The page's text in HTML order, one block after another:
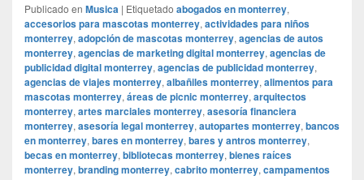
Publicado en Musica | Etiquetado abogados en monterrey,
accesorios para mascotas monterrey, actividades para niños
monterrey, adopción de mascotas monterrey, agencias de autos
monterrey, agencias de marketing digital monterrey, agencias de
publicidad digital monterrey, agencias de publicidad monterrey,
agencias de viajes monterrey, albañiles monterrey, alimentos para
mascotas monterrey, áreas de picnic monterrey, arquitectos
monterrey, artes marciales monterrey, asesoría financiera
monterrey, asesoría legal monterrey, autopartes monterrey, bancos
en monterrey, bares en monterrey, bares y antros monterrey,
becas en monterrey, bibliotecas monterrey, bienes raíces
monterrey, branding monterrey, cabrito monterrey, campamentos